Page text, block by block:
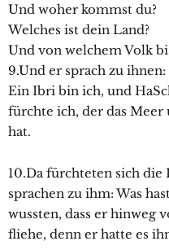
Und woher kommst du?
Welches ist dein Land?
Und von welchem Volk
9.Und er sprach zu ihnen:
Ein Ibri bin ich, und
fürchte ich, der das Meer
hat.
10.Da fürchteten sich
sprachen zu ihm: Was
wussten, dass er hinweg
fliehe, denn er hatte es